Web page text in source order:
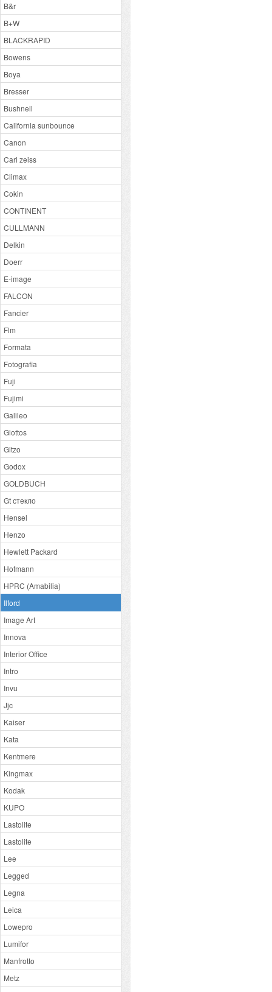
B&r
B+W
BLACKRAPID
Bowens
Boya
Bresser
Bushnell
California sunbounce
Canon
Carl zeiss
Climax
Cokin
CONTINENT
CULLMANN
Delkin
Doerr
E-image
FALCON
Fancier
Flm
Formata
Fotografia
Fuji
Fujimi
Galileo
Giottos
Gitzo
Godox
GOLDBUCH
Gt стекло
Hensel
Henzo
Hewlett Packard
Hofmann
HPRC (Amabilia)
Ilford
Image Art
Innova
Interior Office
Intro
Invu
Jjc
Kaiser
Kata
Kentmere
Kingmax
Kodak
KUPO
Lastolite
Lastolite
Lee
Legged
Legna
Leica
Lowepro
Lumifor
Manfrotto
Metz